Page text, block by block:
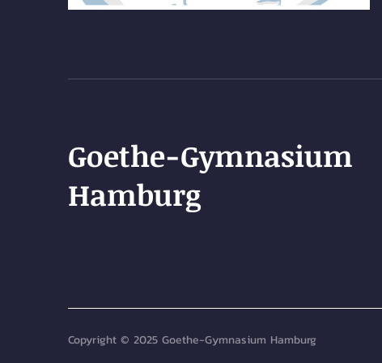
Goethe-Gymnasium
Hamburg
Copyright © 2025 Goethe-Gymnasium Hamburg